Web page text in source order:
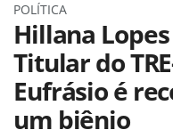
POLÍTICA
Hillana
Titular do
Eufrásio é
um biênio